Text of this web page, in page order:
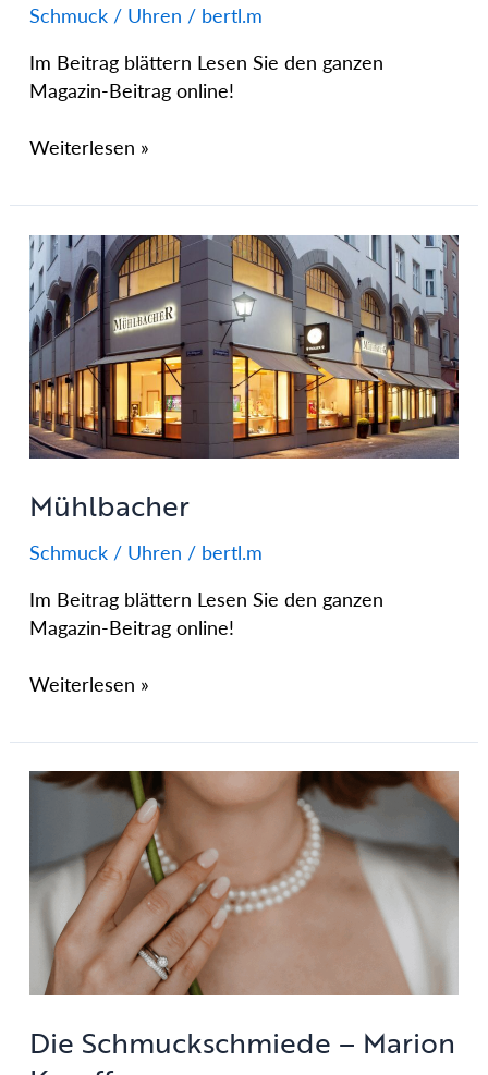
Schmuck / Uhren / bertl.m
Im Beitrag blättern Lesen Sie den ganzen
Magazin-Beitrag online!
Weiterlesen »
Mühlbacher
Schmuck / Uhren / bertl.m
Im Beitrag blättern Lesen Sie den ganzen
Magazin-Beitrag online!
Mühlbacher
Weiterlesen »
Die Schmuckschmiede – Marion
Die
Schmuckschmiede
Marion
Koerffer